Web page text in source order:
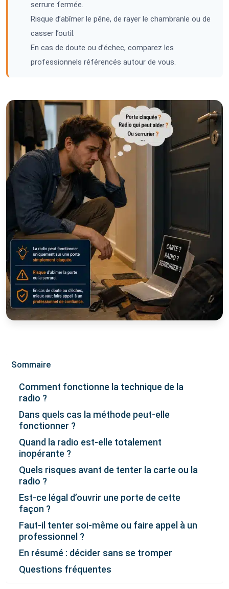
serrure fermée.
Risque d’abîmer le pêne, de rayer le chambranle ou de
casser l’outil.
En cas de doute ou d’échec, comparez les
professionnels référencés autour de vous.
Sommaire
Comment fonctionne la technique de la
radio ?
Dans quels cas la méthode peut-elle
fonctionner ?
Quand la radio est-elle totalement
inopérante ?
Quels risques avant de tenter la carte ou la
radio ?
Est-ce légal d’ouvrir une porte de cette
façon ?
Faut-il tenter soi-même ou faire appel à un
professionnel ?
En résumé : décider sans se tromper
Questions fréquentes